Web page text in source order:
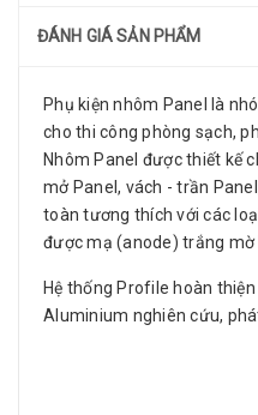
ĐÁNH GIÁ SẢN PHẨM
Phụ kiện nhôm Panel là
cho thi công phòng sạch,
Nhôm Panel được thiết kế
mở Panel, vách - trần
toàn tương thích với các
được mạ (anode) trắng mờ
Hệ thống Profile hoàn
Aluminium nghiên cứu,